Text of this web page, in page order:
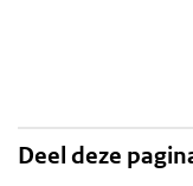
Deel deze